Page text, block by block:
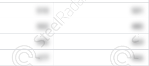
490
469
477
466